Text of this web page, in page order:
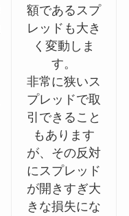
額であるスプ
レッドも大き
く変動しま
す。
非常に狭いス
プレッドで取
引できること
もあります
が、その反対
にスプレッド
が開きすぎ大
きな損失にな